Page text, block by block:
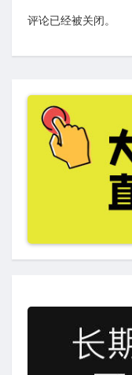
评论已经被关闭。